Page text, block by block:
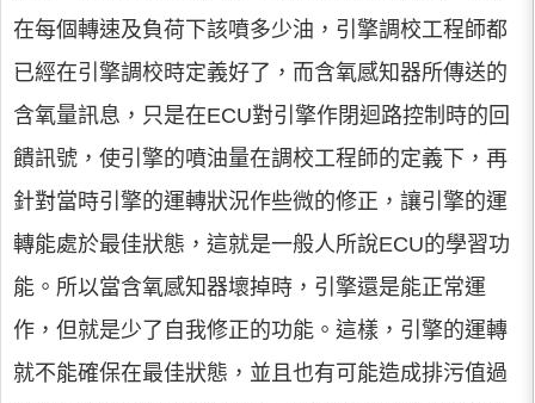
在每個轉速及負荷下該噴多少油，引擎調校工程師都
已經在引擎調校時定義好了，而含氧感知器所傳送的
含氧量訊息，只是在ECU對引擎作閉迴路控制時的回
饋訊號，使引擎的噴油量在調校工程師的定義下，再
針對當時引擎的運轉狀況作些微的修正，讓引擎的運
轉能處於最佳狀態，這就是一般人所說ECU的學習功
能。所以當含氧感知器壞掉時，引擎還是能正常運
作，但就是少了自我修正的功能。這樣，引擎的運轉
就不能確保在最佳狀態，並且也有可能造成排污值過